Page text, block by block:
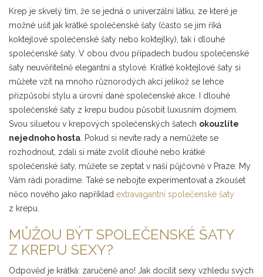
Krep je skvelý tím, že se jedná o univerzální látku, ze které je
možné ušít jak krátké společenské šaty (často se jim říká
koktejlové společenské šaty nebo koktejlky), tak i dlouhé
společenské šaty. V obou dvou případech budou společenské
šaty neuvěřitelně elegantní a stylové. Krátké koktejlové šaty si
můžete vzít na mnoho různorodých akcí jelikož se lehce
přizpůsobí stylu a úrovní dané společenské akce. I dlouhé
společenské šaty z krepu budou působit luxusním dojmem.
Svou siluetou v krepových společenských šatech okouzlíte
nejednoho hosta. Pokud si nevíte rady a nemůžete se
rozhodnout, zdali si máte zvolit dlouhé nebo krátké
společenské šaty, můžete se zeptat v naší půjčovně v Praze. My
Vám rádi poradíme. Také se nebojte experimentovat a zkoušet
něco nového jako například extravagantní společenské šaty
z krepu.
MŮŽOU BÝT SPOLEČENSKÉ ŠATY
Z KREPU SEXY?
Odpověď je krátká: zaručeně ano! Jak docílit sexy vzhledu svých